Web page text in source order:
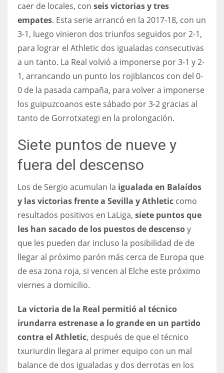
MIA
17
DAL
22
WSH
26
caer de locales, con seis victorias y tres
empates. Esta serie arrancó en la 2017-18, con un
3-1, luego vinieron dos triunfos seguidos por 2-1,
para lograr el Athletic dos igualadas consecutivas
a un tanto. La Real volvió a imponerse por 3-1 y 2-
1, arrancando un punto los rojiblancos con del 0-
0 de la pasada campaña, para volver a imponerse
los guipuzcoanos este sábado por 3-2 gracias al
tanto de Gorrotxategi en la prolongación.
Siete puntos de nueve y
fuera del descenso
Los de Sergio acumulan la igualada en Balaídos
y las victorias frente a Sevilla y Athletic como
resultados positivos en LaLiga, siete puntos que
les han sacado de los puestos de descensoy
que les pueden dar incluso la posibilidad de de
llegar al próximo parón más cerca de Europa que
de esa zona roja, si vencen al Elche este próximo
viernes a domicilio.
La victoria de la Real permitió al técnico
irundarra estrenase a lo grande en un partido
contra el Athletic, después de que el técnico
txuriurdin llegara al primer equipo con un mal
balance de dos igualadas y dos derrotas en los